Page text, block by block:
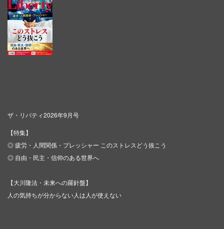
ザ・リバティ2026年9月号
【特集】
◎ 疲労・人間関係・プレッシャー このストレスどう抜こう
◎ 自由・民主・信仰のある世界へ
【大川隆法・未来への羅針盤】
人の気持ちが分からない人は人が使えない